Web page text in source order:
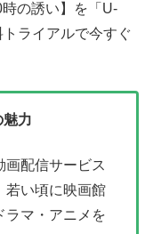
時の誘い】を「U-
ライアルで今すぐ
魅力
画配信サービス
若い頃に映画館
ラマ・アニメを